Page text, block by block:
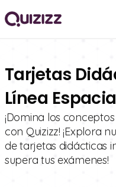
Tarjetas
Línea
¡Domina los
con Quizizz! ¡Explora
de tarjetas didácticas
supera tus exámenes!